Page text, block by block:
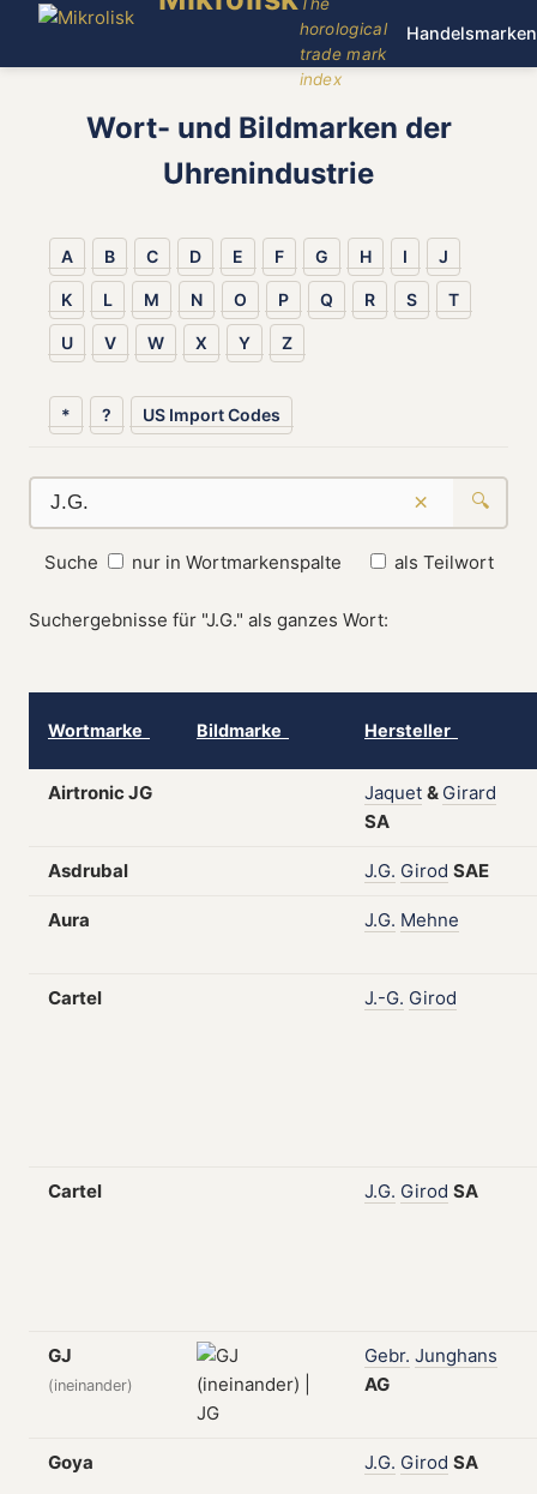
horological
trade mark
index
Handelsmarken
Wort- und Bildmarken der
Uhrenindustrie
A B C D E F G H I J
K L M N O P Q R S T
U V W X Y Z
* ? US Import Codes
× 🔍
Suche nur in Wortmarkenspalte als Teilwort
Suchergebnisse für "J.G." als ganzes Wort:
Wortmarke Bildmarke Hersteller
Airtronic JG Jaquet & Girard
SA
Asdrubal J.G. Girod SAE
Aura J.G. Mehne
Cartel J.-G. Girod
Cartel J.G. Girod SA
GJ
(ineinander)
Gebr. Junghans
AG
Goya J.G. Girod SA